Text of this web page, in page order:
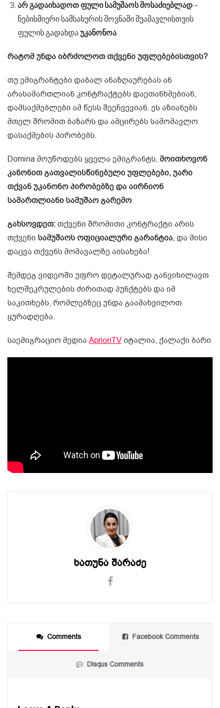
არგადაიხადოთფული სამუშაოსმოსაძიებლად–
ნებისმიერი სამსახურის შოვნაში შუამავლისთვის
ფულის გადახდაუკანონოა.
რატომუნდაიბრძოლოთთქვენიუფლებებისთვის?
თუ ემიგრანტები დაბალ ანაზღაურებას ან
არასამართლიან კონტრაქტებს დაეთანხმებიან,
დამსაქმებლები ამ წესს შეეჩვევიან. ეს აზიანებს
მთელ შრომით ბაზარს და ამცირებს სამომავლო
დასაქმების პირობებს.
Domina მოუწოდებს ყველა ემიგრანტს, მოითხოვონ
კანონითგათვალისწინებულიუფლებები,უარი
თქვანუკანონოპირობებზედააირჩიონ
სამართლიანი სამუშაოგარემო.
გახსოვდეთ:თქვენი შრომითი კონტრაქტი არის
თქვენი სამუშაოსოფიციალურიგარანტია, და მისი
დაცვა თქვენს მომავალზე აისახება!
შემდეგ ვიდეოში უფრო დეტალურად განვიხილავთ
ხელშეკრულების ძირითად პუნქტებს და იმ
საკითხებს, რომლებზეც უნდა გაამახვილოთ
ყურადღება.
საემიგრაციო მედია AprioriTVიტალია, ქალაქი ბარი
ხათუნა შარაძე
Comments Facebook Comments
Disqus Comments